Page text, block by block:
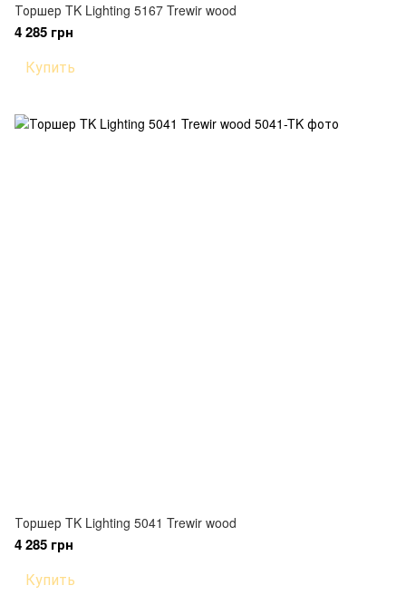
Торшер TK Lighting 5167 Trewir wood
4 285 грн
Купить
Торшер TK Lighting 5041 Trewir wood
4 285 грн
Купить